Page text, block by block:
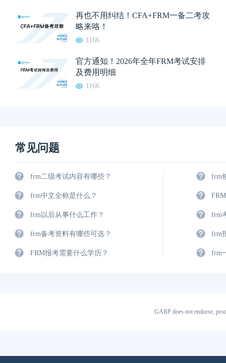
再也不用纠结！CFA+FRM一备二考攻
略来咯！
1166
官方通知！2026年全年FRM考试安排
及费用明细
1166
常见问题
frm二级考试内容有哪些？
frm中文全称是什么？
frm以后从事什么工作？
frm备考资料有哪些可选？
FRM报考需要什么学历？
frm
frm
frm
frm
GARP does not endorse,